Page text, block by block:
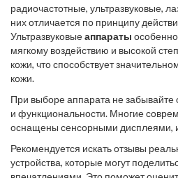
радиочастотные, ультразвуковые,
них отличается по принципу
Ультразвуковыеаппараты
мягкому воздействию и высокой
кожи, что способствует
кожи.
При выборе аппарата не забывайте
и функциональности. Многие
оснащены сенсорными дисплеями,
индивидуальные потребности.
понятном языке, а также
Рекомендуется искать отзывы
устройства, которые могут